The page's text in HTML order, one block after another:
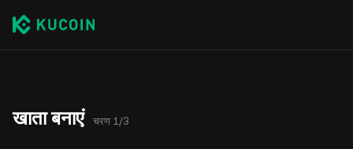
खाता बनाएं चरण 1/3